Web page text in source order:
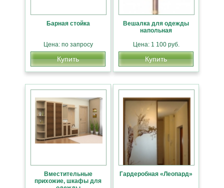
Барная стойка
Цена: по запросу
Купить
Вешалка для одежды
напольная
Цена: 1 100 руб.
Купить
Вместительные
прихожие, шкафы для
Гардеробная «Леопард»